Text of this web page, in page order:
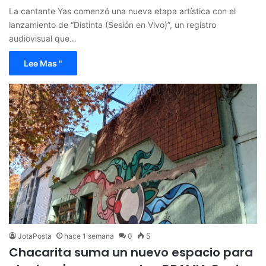
La cantante Yas comenzó una nueva etapa artística con el
lanzamiento de “Distinta (Sesión en Vivo)”, un registro
audiovisual que…
Lee Mas "
JotaPosta hace 1 semana 0 5
Chacarita suma un nuevo espacio para